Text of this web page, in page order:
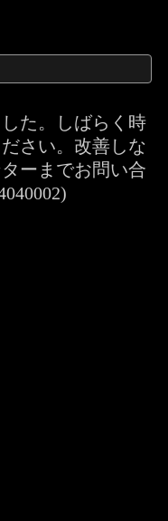
た。しばらく時
さい。改善しな
ーまでお問い合